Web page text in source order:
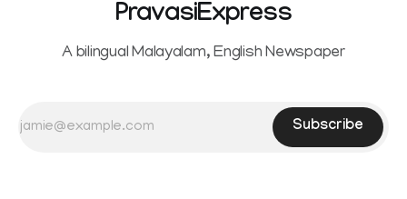
PravasiExpress
A bilingual Malayalam, English Newspaper
Subscribe